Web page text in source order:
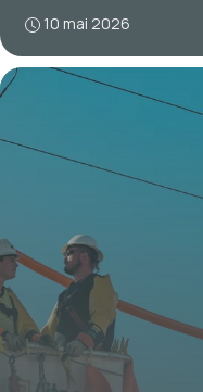
10 mai 2026